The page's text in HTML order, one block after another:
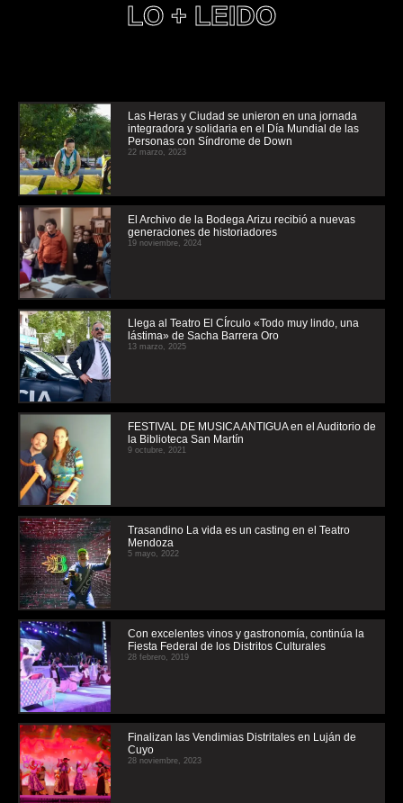
LO + LEIDO
Las Heras y Ciudad se unieron en una jornada
integradora y solidaria en el Día Mundial de las
Personas con Síndrome de Down
22 marzo, 2023
El Archivo de la Bodega Arizu recibió a nuevas
generaciones de historiadores
19 noviembre, 2024
Llega al Teatro El CÍrculo «Todo muy lindo, una
lástima» de Sacha Barrera Oro
13 marzo, 2025
FESTIVAL DE MUSICA ANTIGUA en el Auditorio de
la Biblioteca San Martín
9 octubre, 2021
Trasandino La vida es un casting en el Teatro
Mendoza
5 mayo, 2022
Con excelentes vinos y gastronomía, continúa la
Fiesta Federal de los Distritos Culturales
28 febrero, 2019
Finalizan las Vendimias Distritales en Luján de
Cuyo
28 noviembre, 2023